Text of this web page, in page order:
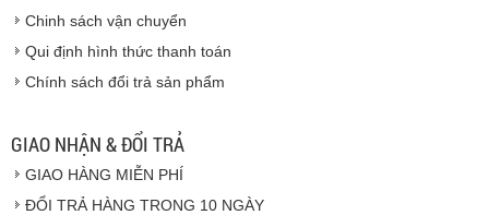
CAM KẾT CHẤT LƯỢNG
Chinh sách vận chuyển
Qui định hình thức thanh toán
Chính sách đổi trả sản phẩm
GIAO NHẬN & ĐỔI TRẢ
GIAO HÀNG MIỄN PHÍ
ĐỔI TRẢ HÀNG TRONG 10 NGÀY